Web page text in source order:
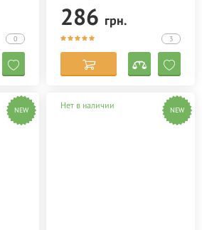
0
286 грн.
3
NEW Нет в наличии NEW